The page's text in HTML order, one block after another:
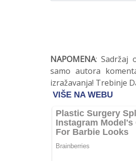
NAPOMENA: Sadržaj
samo autora
izražavanja! Trebinje